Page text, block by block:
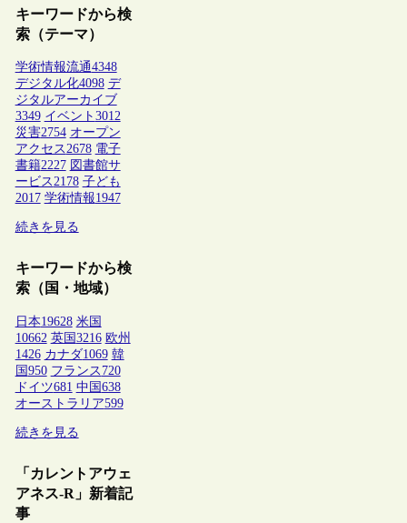
キーワードから検
索（テーマ）
学術情報流通4348
デジタル化4098 デ
ジタルアーカイブ
3349 イベント 3012
災害2754 オープン
アクセス2678 電子
書籍2227 図書館サ
ービス2178 子ども
2017 学術情報1947
続きを見る
キーワードから検
索（国・地域）
日本19628 米国
10662 英国 3216 欧州
1426 カナダ1069 韓
国 950 フランス 720
ドイツ681 中国 638
オーストラリア599
続きを見る
「カレントアウェ
アネス-R」新着記
事